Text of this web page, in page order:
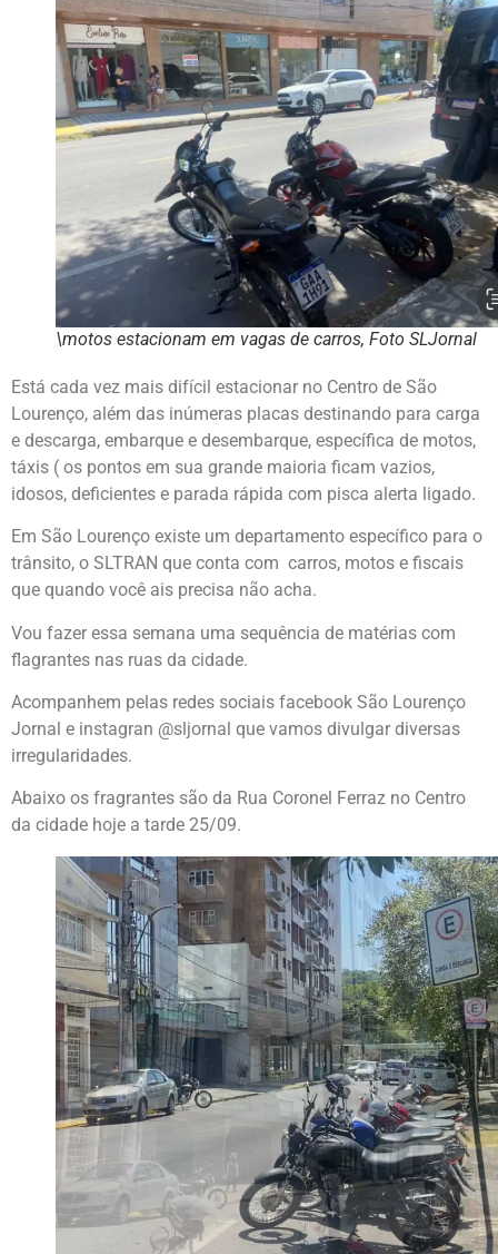
\motos estacionam em vagas de carros, Foto SLJornal
Está cada vez mais difícil estacionar no Centro de São
Lourenço, além das inúmeras placas destinando para carga
e descarga, embarque e desembarque, específica de motos,
táxis ( os pontos em sua grande maioria ficam vazios,
idosos, deficientes e parada rápida com pisca alerta ligado.
Em São Lourenço existe um departamento específico para o
trânsito, o SLTRAN que conta com carros, motos e fiscais
que quando você ais precisa não acha.
Vou fazer essa semana uma sequência de matérias com
flagrantes nas ruas da cidade.
Acompanhem pelas redes sociais facebook São Lourenço
Jornal e instagran @sljornal que vamos divulgar diversas
irregularidades.
Abaixo os fragrantes são da Rua Coronel Ferraz no Centro
da cidade hoje a tarde 25/09.